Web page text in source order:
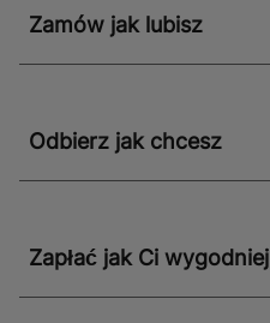
Zamów jak lubisz
Odbierz jak chcesz
Zapłać jak Ci wygodniej